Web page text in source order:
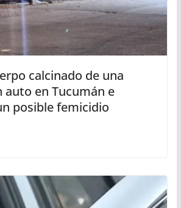
calcinado de una
auto en Tucumán e
posible femicidio